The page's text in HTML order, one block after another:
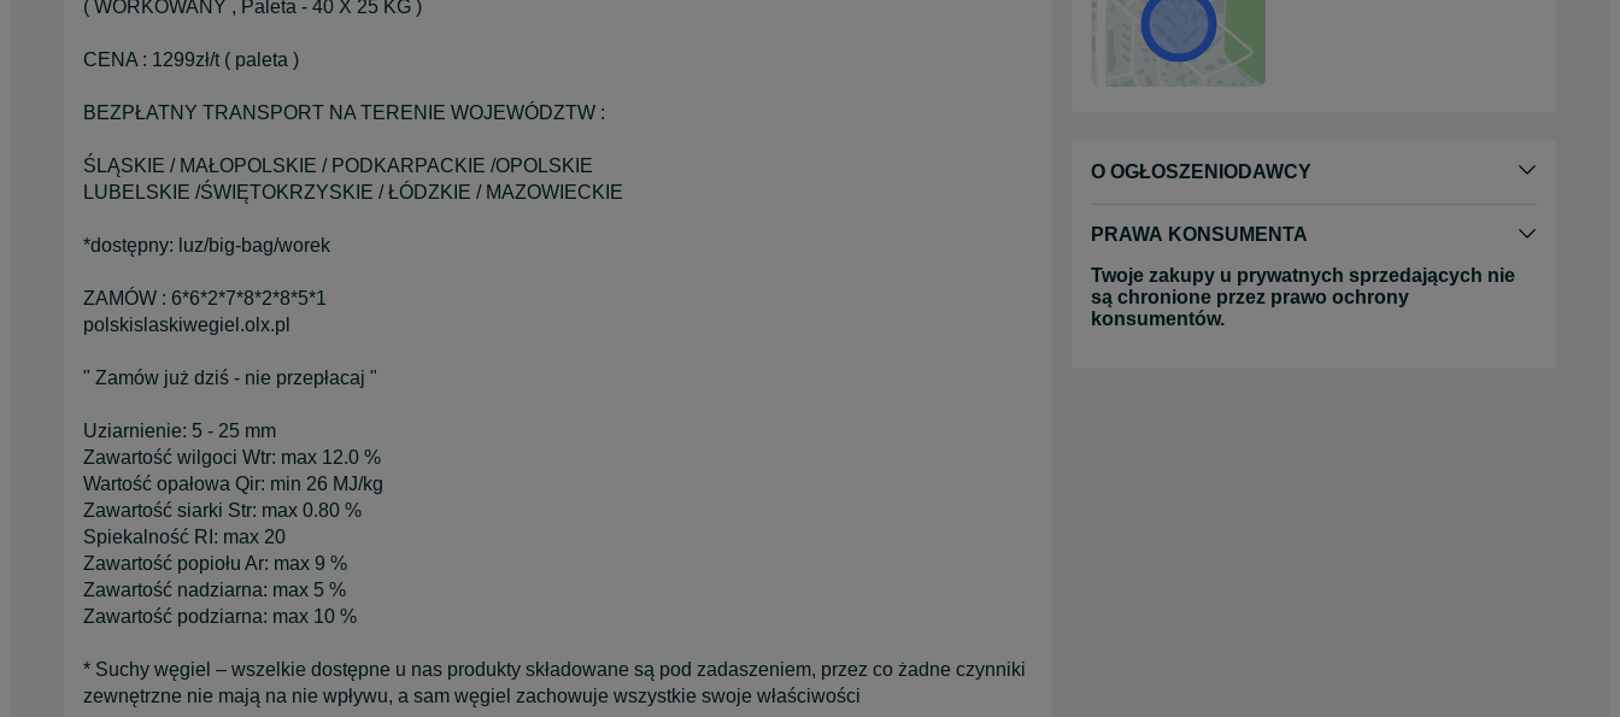
( WORKOWANY , Paleta - 40 X 25 KG )
CENA : 1299zł/t ( paleta )
BEZPŁATNY TRANSPORT NA TERENIE WOJEWÓDZTW :
ŚLĄSKIE / MAŁOPOLSKIE / PODKARPACKIE /OPOLSKIE
LUBELSKIE /ŚWIĘTOKRZYSKIE / ŁÓDZKIE / MAZOWIECKIE
*dostępny: luz/big-bag/worek
ZAMÓW : 6*6*2*7*8*2*8*5*1
polskislaskiwegiel.olx.pl
" Zamów już dziś - nie przepłacaj "
Uziarnienie: 5 - 25 mm
Zawartość wilgoci Wtr: max 12.0 %
Wartość opałowa Qir: min 26 MJ/kg
Zawartość siarki Str: max 0.80 %
Spiekalność RI: max 20
Zawartość popiołu Ar: max 9 %
Zawartość nadziarna: max 5 %
Zawartość podziarna: max 10 %
* Suchy węgiel – wszelkie dostępne u nas produkty składowane są pod zadaszeniem, przez co żadne czynniki
zewnętrzne nie mają na nie wpływu, a sam węgiel zachowuje wszystkie swoje właściwości
O OGŁOSZENIODAWCY
PRAWA KONSUMENTA
Twoje zakupy u prywatnych sprzedających nie
są chronione przez prawo ochrony
konsumentów.